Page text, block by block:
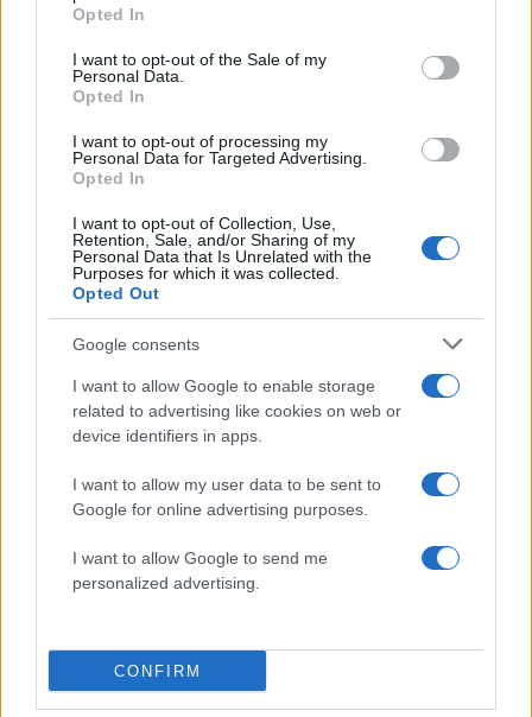
use your data for below specified purposes in below Google
consent section.
Opted In
I want to opt-out of the Sale of my
Personal Data.
Opted In
I want to opt-out of processing my
Personal Data for Targeted Advertising.
Opted In
I want to opt-out of Collection, Use,
Retention, Sale, and/or Sharing of my
Personal Data that Is Unrelated with the
Purposes for which it was collected.
Opted Out
Google consents
I want to allow Google to enable storage
related to advertising like cookies on web or
device identifiers in apps.
I want to allow my user data to be sent to
Google for online advertising purposes.
I want to allow Google to send me
personalized advertising.
CONFIRM
Στέφανος Τσιτσιπάς: Οι τρυφερές στιγμές με
την καλλονή σύντροφό του, Kristen Thoms
08.08.2026